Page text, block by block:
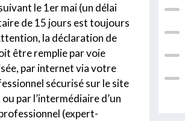
le 1er mai (un délai
de 15 jours est toujours
la déclaration de
être remplie par voie
par internet via votre
sécurisé sur le site
par l’intermédiaire d’un
(expert-